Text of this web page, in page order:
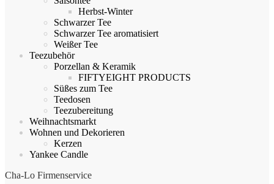
Herbst-Winter
Schwarzer Tee
Schwarzer Tee aromatisiert
Weißer Tee
Teezubehör
Porzellan & Keramik
FIFTYEIGHT PRODUCTS
Süßes zum Tee
Teedosen
Teezubereitung
Weihnachtsmarkt
Wohnen und Dekorieren
Kerzen
Yankee Candle
Cha-Lo Firmenservice